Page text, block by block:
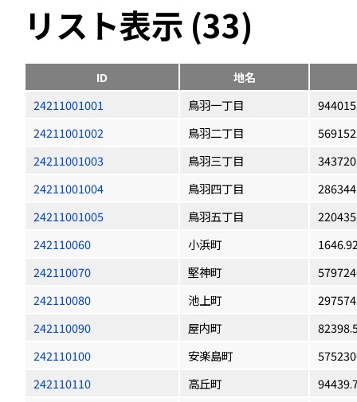
リスト表示 (33)
ID
地名
24211001001
鳥羽一丁目
24211001002
鳥羽二丁目
24211001003
鳥羽三丁目
24211001004
鳥羽四丁目
24211001005
鳥羽五丁目
242110060
小浜町
242110070
堅神町
242110080
池上町
242110090
屋内町
242110100
安楽島町
242110110
高丘町